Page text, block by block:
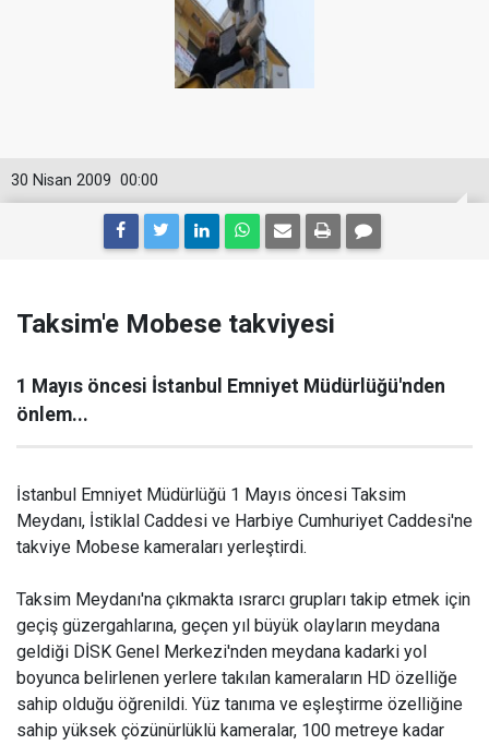
00:00
30 Nisan 2009
Taksim'e Mobese takviyesi
1 Mayıs öncesi İstanbul Emniyet Müdürlüğü'nden
önlem...
İstanbul Emniyet Müdürlüğü 1 Mayıs öncesi Taksim
Meydanı, İstiklal Caddesi ve Harbiye Cumhuriyet Caddesi'ne
takviye Mobese kameraları yerleştirdi.
Taksim Meydanı'na çıkmakta ısrarcı grupları takip etmek için
geçiş güzergahlarına, geçen yıl büyük olayların meydana
geldiği DİSK Genel Merkezi'nden meydana kadarki yol
boyunca belirlenen yerlere takılan kameraların HD özelliğe
sahip olduğu öğrenildi. Yüz tanıma ve eşleştirme özelliğine
sahip yüksek çözünürlüklü kameralar, 100 metreye kadar